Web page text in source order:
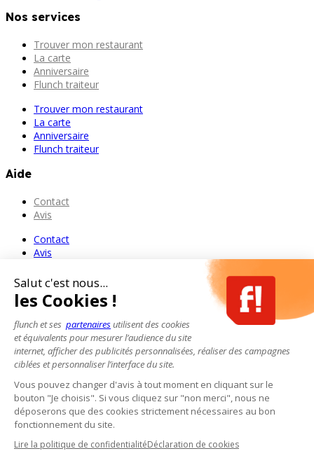
Nos services
Trouver mon restaurant
La carte
Anniversaire
Flunch traiteur
Trouver mon restaurant
La carte
Anniversaire
Flunch traiteur
Aide
Contact
Avis
Contact
Avis
Salut c'est nous...
les Cookies !
flunch et ses partenairesutilisent des cookies
et équivalents pour mesurer l’audience du site
internet, afficher des publicités personnalisées, réaliser des campagnes
ciblées et personnaliser l’interface du site.
Vous pouvez changer d'avis à tout moment en cliquant sur le
bouton "Je choisis". Si vous cliquez sur "non merci", nous ne
déposerons que des cookies strictement nécessaires au bon
fonctionnement du site.
Lire la politique de confidentialitéDéclaration de cookies